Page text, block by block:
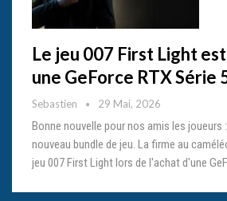
Le jeu 007 First Light
une GeForce RTX Série
Sebastien 29 Mai, 2026
Bonne nouvelle pour nos amis les joueurs
nouveau bundle de jeu. La firme au
jeu 007 First Light lors de l'achat d'une